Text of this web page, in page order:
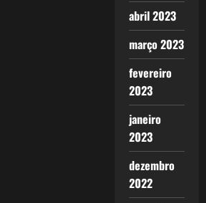
abril 2023
março 2023
fevereiro
2023
janeiro
2023
dezembro
2022